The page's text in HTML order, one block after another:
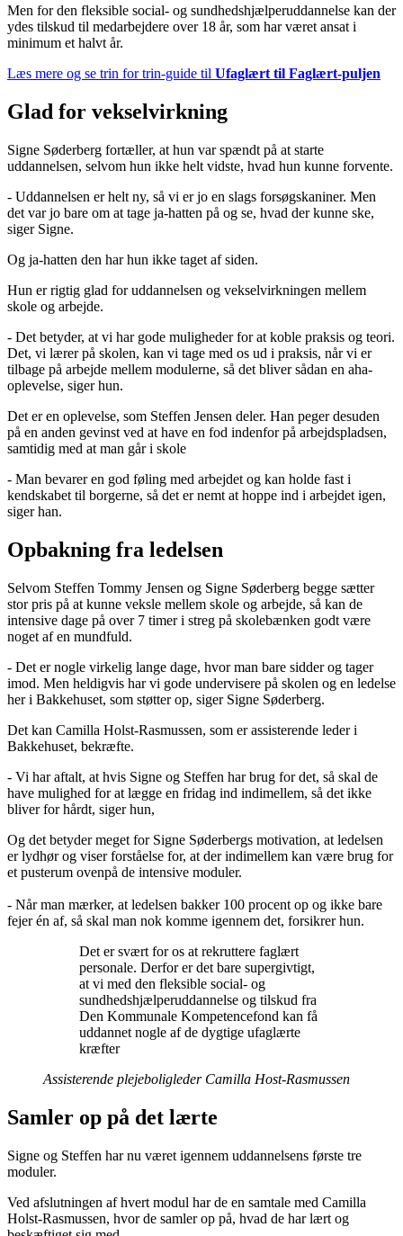
Men for den fleksible social- og sundhedshjælperuddannelse kan der
ydes tilskud til medarbejdere over 18 år, som har været ansat i
minimum et halvt år.
Læs mere og se trin for trin-guide til Ufaglært til Faglært-puljen
Glad for vekselvirkning
Signe Søderberg fortæller, at hun var spændt på at starte
uddannelsen, selvom hun ikke helt vidste, hvad hun kunne forvente.
- Uddannelsen er helt ny, så vi er jo en slags forsøgskaniner. Men
det var jo bare om at tage ja-hatten på og se, hvad der kunne ske,
siger Signe.
Og ja-hatten den har hun ikke taget af siden.
Hun er rigtig glad for uddannelsen og vekselvirkningen mellem
skole og arbejde.
- Det betyder, at vi har gode muligheder for at koble praksis og teori.
Det, vi lærer på skolen, kan vi tage med os ud i praksis, når vi er
tilbage på arbejde mellem modulerne, så det bliver sådan en aha-
oplevelse, siger hun.
Det er en oplevelse, som Steffen Jensen deler. Han peger desuden
på en anden gevinst ved at have en fod indenfor på arbejdspladsen,
samtidig med at man går i skole
- Man bevarer en god føling med arbejdet og kan holde fast i
kendskabet til borgerne, så det er nemt at hoppe ind i arbejdet igen,
siger han.
Opbakning fra ledelsen
Selvom Steffen Tommy Jensen og Signe Søderberg begge sætter
stor pris på at kunne veksle mellem skole og arbejde, så kan de
intensive dage på over 7 timer i streg på skolebænken godt være
noget af en mundfuld.
- Det er nogle virkelig lange dage, hvor man bare sidder og tager
imod. Men heldigvis har vi gode undervisere på skolen og en ledelse
her i Bakkehuset, som støtter op, siger Signe Søderberg.
Det kan Camilla Holst-Rasmussen, som er assisterende leder i
Bakkehuset, bekræfte.
- Vi har aftalt, at hvis Signe og Steffen har brug for det, så skal de
have mulighed for at lægge en fridag ind indimellem, så det ikke
bliver for hårdt, siger hun,
Og det betyder meget for Signe Søderbergs motivation, at ledelsen
er lydhør og viser forståelse for, at der indimellem kan være brug for
et pusterum ovenpå de intensive moduler.
- Når man mærker, at ledelsen bakker 100 procent op og ikke bare
fejer én af, så skal man nok komme igennem det, forsikrer hun.
Det er svært for os at rekruttere faglært
personale. Derfor er det bare supergivtigt,
at vi med den fleksible social- og
sundhedshjælperuddannelse og tilskud fra
Den Kommunale Kompetencefond kan få
uddannet nogle af de dygtige ufaglærte
kræfter
Assisterende plejeboligleder Camilla Host-Rasmussen
Samler op på det lærte
Signe og Steffen har nu været igennem uddannelsens første tre
moduler.
Ved afslutningen af hvert modul har de en samtale med Camilla
Holst-Rasmussen, hvor de samler op på, hvad de har lært og